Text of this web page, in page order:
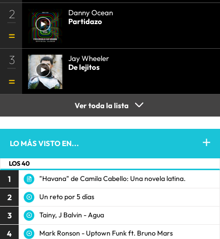
2
Danny Ocean
Partidazo
3
Jay Wheeler
De lejitos
Ver toda la lista
LO MÁS VISTO EN...
LOS 40
1 "Havana" de Camila Cabello: Una novela latina.
2 Un reto por 5 días
3 Tainy, J Balvin - Agua
4 Mark Ronson - Uptown Funk ft. Bruno Mars